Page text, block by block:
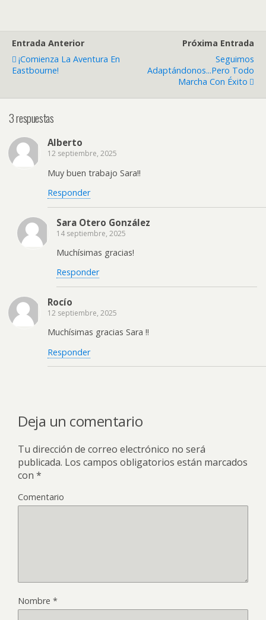
Entrada Anterior
¡Comienza La Aventura En
Eastbourne!
Próxima Entrada
Seguimos
Adaptándonos...pero Todo
Marcha Con Éxito
3 respuestas
Alberto
12 septiembre, 2025
Muy buen trabajo Sara!!
Responder
Sara Otero González
14 septiembre, 2025
Muchísimas gracias!
Responder
Rocío
12 septiembre, 2025
Muchísimas gracias Sara !!
Responder
Deja un comentario
Tu dirección de correo electrónico no será
publicada. Los campos obligatorios están marcados
con *
Comentario
Nombre *